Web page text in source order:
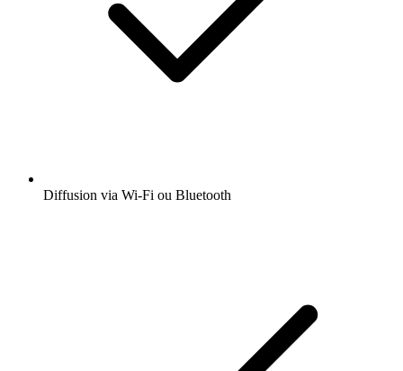
Diffusion via Wi-Fi ou Bluetooth